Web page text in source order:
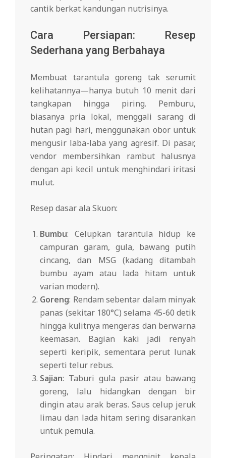
cantik berkat kandungan nutrisinya.
Cara Persiapan: Resep
Sederhana yang Berbahaya
Membuat tarantula goreng tak serumit
kelihatannya—hanya butuh 10 menit dari
tangkapan hingga piring. Pemburu,
biasanya pria lokal, menggali sarang di
hutan pagi hari, menggunakan obor untuk
mengusir laba-laba yang agresif. Di pasar,
vendor membersihkan rambut halusnya
dengan api kecil untuk menghindari iritasi
mulut.
Resep dasar ala Skuon:
Bumbu: Celupkan tarantula hidup ke
campuran garam, gula, bawang putih
cincang, dan MSG (kadang ditambah
bumbu ayam atau lada hitam untuk
varian modern).
Goreng: Rendam sebentar dalam minyak
panas (sekitar 180°C) selama 45-60 detik
hingga kulitnya mengeras dan berwarna
keemasan. Bagian kaki jadi renyah
seperti keripik, sementara perut lunak
seperti telur rebus.
Sajian: Taburi gula pasir atau bawang
goreng, lalu hidangkan dengan bir
dingin atau arak beras. Saus celup jeruk
limau dan lada hitam sering disarankan
untuk pemula.